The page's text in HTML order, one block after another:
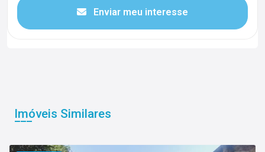
Enviar meu interesse
Imóveis Similares